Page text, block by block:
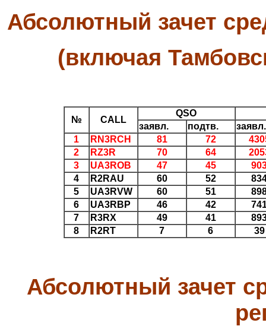
Абсолютный зачет
(включая
№ CALL
QSO
заявл.
подтв.
заявл.
1
RN3RCH 81 72
2
RZ3R 70 64
3
UA3ROB 47 45
4
R2RAU 60 52
5
UA3RVW 60 51
6
UA3RBP 46 42
7
R3RX 49 41
8
R2RT 7 6 39
Абсолютный зачет